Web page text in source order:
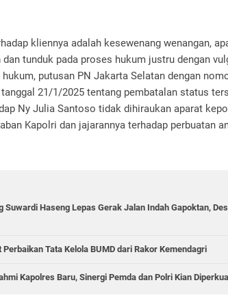
kliennya adalah kesewenang wenangan,
tunduk pada proses hukum justru dengan
putusan PN Jakarta Selatan dengan
21/1/2025 tentang pembatalan status
Ny Julia Santoso tidak dihiraukan aparat
Kapolri dan jajarannya terhadap perbuatan
Suwardi Haseng Lepas Gerak Jalan Indah Gapoktan,
Tata Kelola BUMD dari Rakor Kemendagri
Kapolres Baru, Sinergi Pemda dan Polri Kian